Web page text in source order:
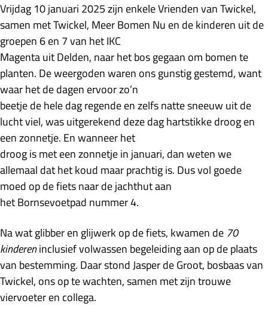
Vrijdag 10 januari 2025 zijn enkele Vrienden van Twickel,
samen met Twickel, Meer Bomen Nu en de kinderen uit de
groepen 6 en 7 van het IKC
Magenta uit Delden, naar het bos gegaan om bomen te
planten. De weergoden waren ons gunstig gestemd, want
waar het de dagen ervoor zo’n
beetje de hele dag regende en zelfs natte sneeuw uit de
lucht viel, was uitgerekend deze dag hartstikke droog en
een zonnetje. En wanneer het
droog is met een zonnetje in januari, dan weten we
allemaal dat het koud maar prachtig is. Dus vol goede
moed op de fiets naar de jachthut aan
het Bornsevoetpad nummer 4.
Na wat glibber en glijwerk op de fiets, kwamen de 70
kindereninclusief volwassen begeleiding aan op de plaats
van bestemming. Daar stond Jasper de Groot, bosbaas van
Twickel, ons op te wachten, samen met zijn trouwe
viervoeter en collega.